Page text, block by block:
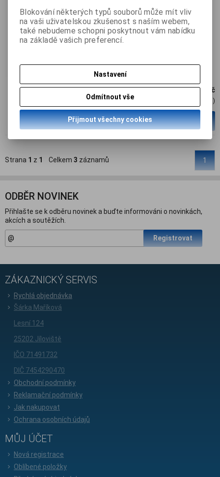
kryt White
Katalogové číslo: a2500000239342
Termín dodání (dny):
119 Kč
98,50 Kč (Cena)
ks Přidat do košíku
Strana 1 z 1 Celkem 3 záznamů 1
ODBĚR NOVINEK
Přihlašte se k odběru novinek a buďte informováni o novinkách,
akcích a soutěžích.
Registrovat
ZÁKAZNICKÝ SERVIS
Rychlá objednávka
Šárka Maříková
Lesní 124
25202 Jíloviště
IČO 71491732
DIČ 7454290470
Obchodní podmínky
Reklamační podmínky
Jak nakupovat
Ochrana osobních údajů
MŮJ ÚČET
Nová registrace
Oblíbené položky
Blokování některých typů souborů může mít vliv
na vaši uživatelskou zkušenost s naším webem,
také nebudeme schopni poskytnout vám nabídku
na základě vašich preferencí.
Nastavení
Odmítnout vše
Přijmout všechny cookies